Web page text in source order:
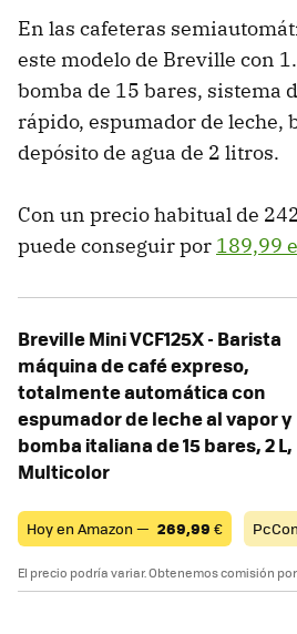
En las cafeteras
este modelo de Breville con
bomba de 15 bares, sistema
rápido, espumador de leche,
depósito de agua de 2 litros.
Con un precio habitual de
puede conseguir por 189,99
Breville Mini VCF125X - Barista
máquina de café expreso,
totalmente automática con
espumador de leche al vapor y
bomba italiana de 15 bares, 2 L,
Multicolor
Hoy en Amazon — 269,99 €
El precio podría variar. Obtenemos comisión